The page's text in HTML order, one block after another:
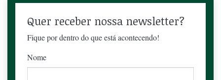
Quer receber nossa newsletter?
Fique por dentro do que está acontecendo!
Nome